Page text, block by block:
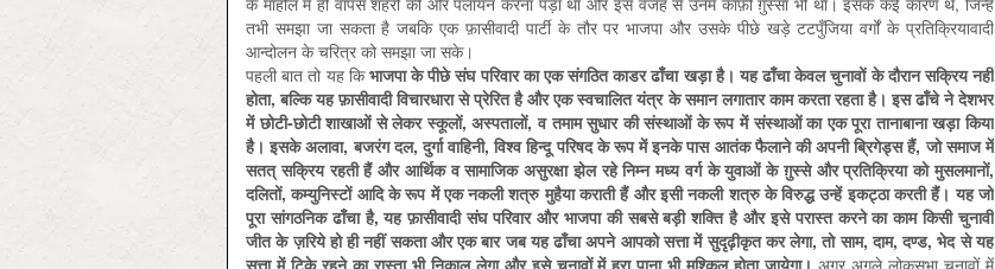
तभी समझा जा सकता है जबकि एक फ़ासीवादी पार्टी के तौर पर भाजपा और उसके पीछे खड़े टटपुँजिया वर्गों के प्रतिक्रियावादी
आन्दोलन के चरित्र को समझा जा सके।
पहली बात तो यह किभाजपा के पीछे संघ परिवार का एक संगठित काडर ढाँचा खड़ा है। यह ढाँचा केवल चुनावों के दौरान सक्रिय नहीं
होता, बल्कि यह फ़ासीवादी विचारधारा से प्रेरित है और एक स्वचालित यंत्र के समान लगातार काम करता रहता है। इस ढाँचे ने देशभर
में छोटी-छोटी शाखाओं से लेकर स्कूलों, अस्पतालों, व तमाम सुधार की संस्थाओं के रूप में संस्थाओं का एक पूरा तानाबाना खड़ा किया
है। इसके अलावा, बजरंग दल, दुर्गा वाहिनी, विश्व हिन्दू परिषद के रूप में इनके पास आतंक फैलाने की अपनी ब्रिगेड्स हैं, जो समाज में
सतत् सक्रिय रहती हैं और आर्थिक व सामाजिक असुरक्षा झेल रहे निम्न मध्य वर्ग के युवाओं के ग़ुस्से और प्रतिक्रिया को मुसलमानों,
दलितों, कम्युनिस्टों आदि के रूप में एक नकली शत्रु मुहैया कराती हैं और इसी नकली शत्रु के विरुद्ध उन्हें इकट्ठा करती हैं। यह जो
पूरा सांगठनिक ढाँचा है, यह फ़ासीवादी संघ परिवार और भाजपा की सबसे बड़ी शक्ति है और इसे परास्त करने का काम किसी चुनावी
जीत के ज़रिये हो ही नहीं सकता और एक बार जब यह ढाँचा अपने आपको सत्ता में सुदृढ़ीकृत कर लेगा, तो साम, दाम, दण्ड, भेद से यह